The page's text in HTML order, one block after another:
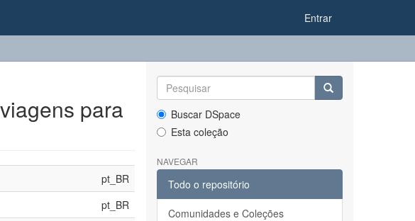
Entrar
para
pt_BR
pt_BR
Buscar DSpace
Esta coleção
NAVEGAR
Todo o repositório
Comunidades e Coleções